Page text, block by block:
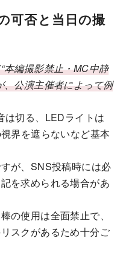
可否と当日の撮
本編撮影禁止・MC中静
、公演主催者によって例
は切る、LEDライトは
界を遮らないなど基本
が、SNS投稿時には必
を求められる場合があ
の使用は全面禁止で、
スクがあるため十分ご